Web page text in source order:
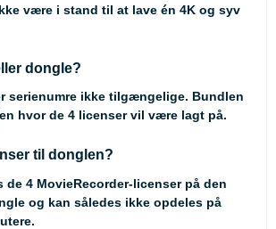
være i stand til at lave én 4K og syv
dongle?
serienumre ikke tilgængelige. Bundlen
hvor de 4 licenser vil være lagt på.
til donglen?
de 4 MovieRecorder-licenser på den
og kan således ikke opdeles på